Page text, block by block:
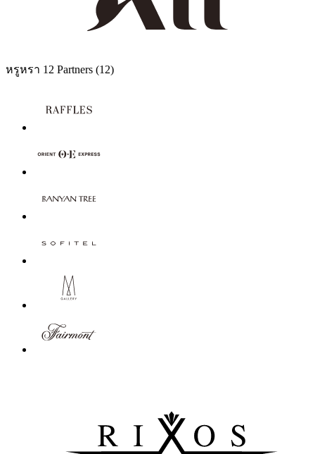
หรูหรา 12 Partners (12)